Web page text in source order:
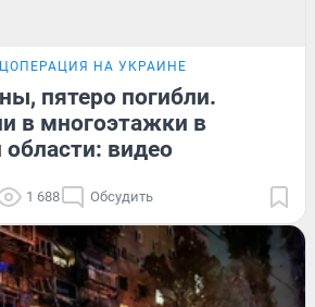
НА УКРАИНЕ
пятеро погибли.
в многоэтажки в
области: видео
1 688 Обсудить